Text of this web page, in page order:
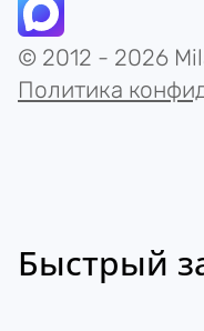
© 2012 - 2026
Политика
Быстрый